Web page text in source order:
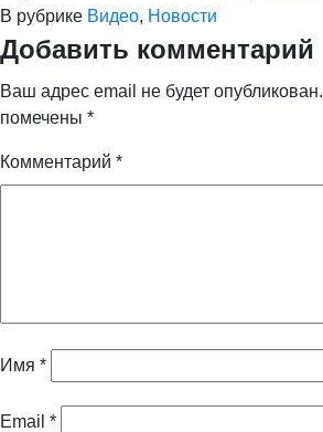
В рубрике Видео, Новости
Добавить комментарий
Ваш адрес email не будет опубликован.
помечены *
Комментарий *
Имя *
Email *